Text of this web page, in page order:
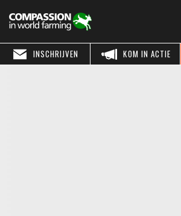
KOM IN ACTIE
INSCHRIJVEN